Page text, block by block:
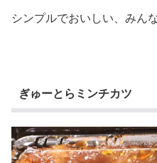
シンプルでおいしい、みん
ぎゅーとらミンチカツ